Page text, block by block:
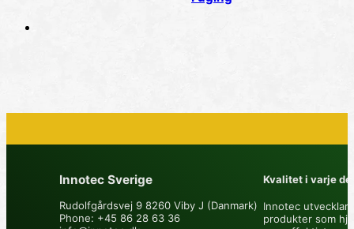
Innotec Sverige
Rudolfgårdsvej 9 8260 Viby J (Danmark)
Phone: +45 86 28 63 36
Kvalitet i varje
Innotec utvecklar
produkter som